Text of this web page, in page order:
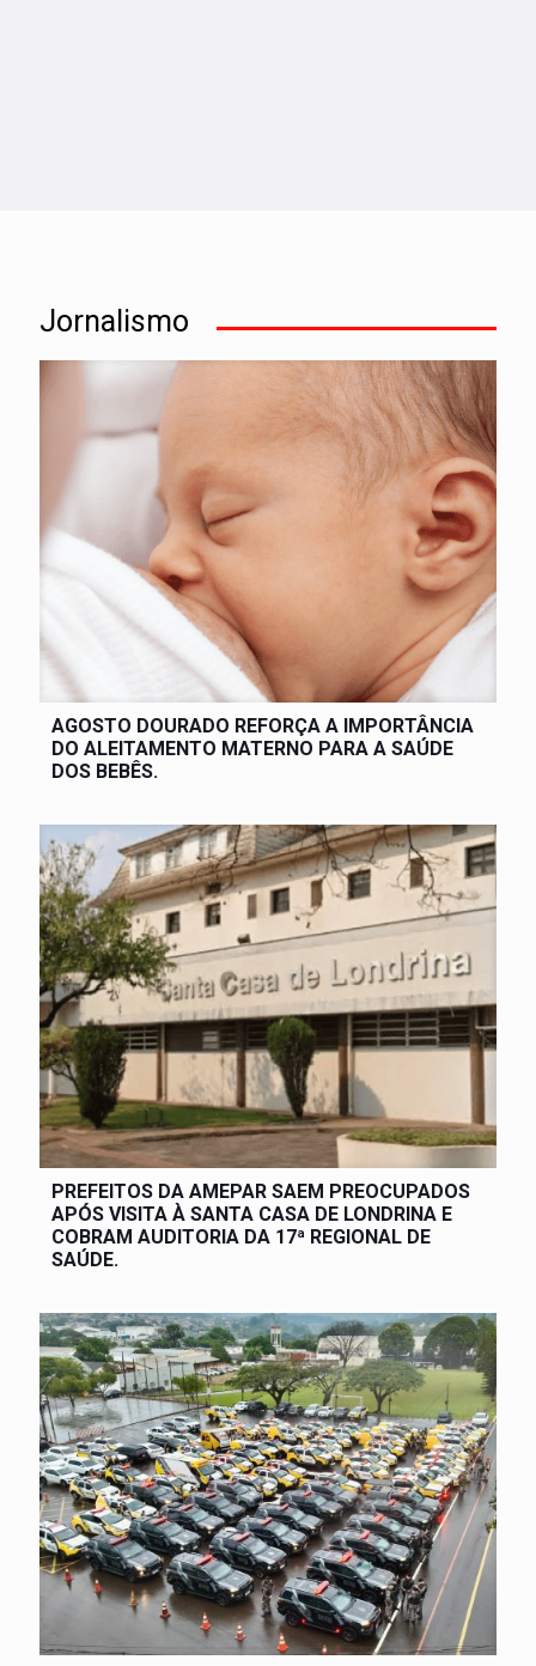
Jornalismo
AGOSTO DOURADO REFORÇA A IMPORTÂNCIA
DO ALEITAMENTO MATERNO PARA A SAÚDE
DOS BEBÊS.
PREFEITOS DA AMEPAR SAEM PREOCUPADOS
APÓS VISITA À SANTA CASA DE LONDRINA E
COBRAM AUDITORIA DA 17ª REGIONAL DE
SAÚDE.